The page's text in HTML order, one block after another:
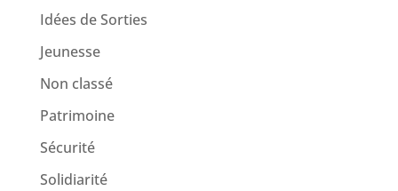
Idées de Sorties
Jeunesse
Non classé
Patrimoine
Sécurité
Solidiarité